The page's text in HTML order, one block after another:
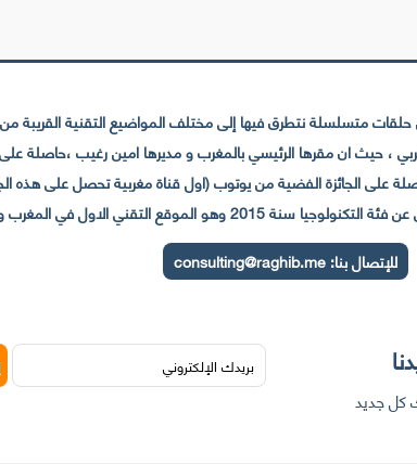
متسلسلة نتطرق فيها إلى مختلف المواضيع التقنية القريبة من
التقني الاول في المغرب والعالم العربي
للإتصال بنا:consulting@raghib.me
كل جديد